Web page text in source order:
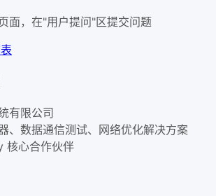
面，在"用户提问"区提交问题
有限公司
、数据通信测试、网络优化解决方案
核心合作伙伴